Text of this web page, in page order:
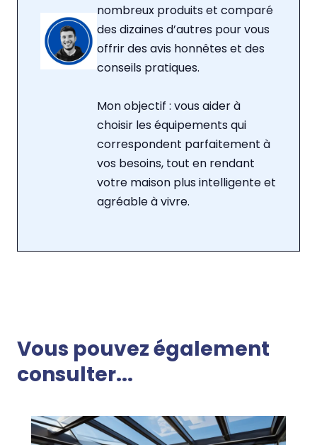
nombreux produits et comparé
des dizaines d’autres pour vous
offrir des avis honnêtes et des
conseils pratiques.
Mon objectif : vous aider à
choisir les équipements qui
correspondent parfaitement à
vos besoins, tout en rendant
votre maison plus intelligente et
agréable à vivre.
Vous pouvez également
consulter...